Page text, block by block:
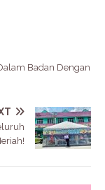
Badan Dengan